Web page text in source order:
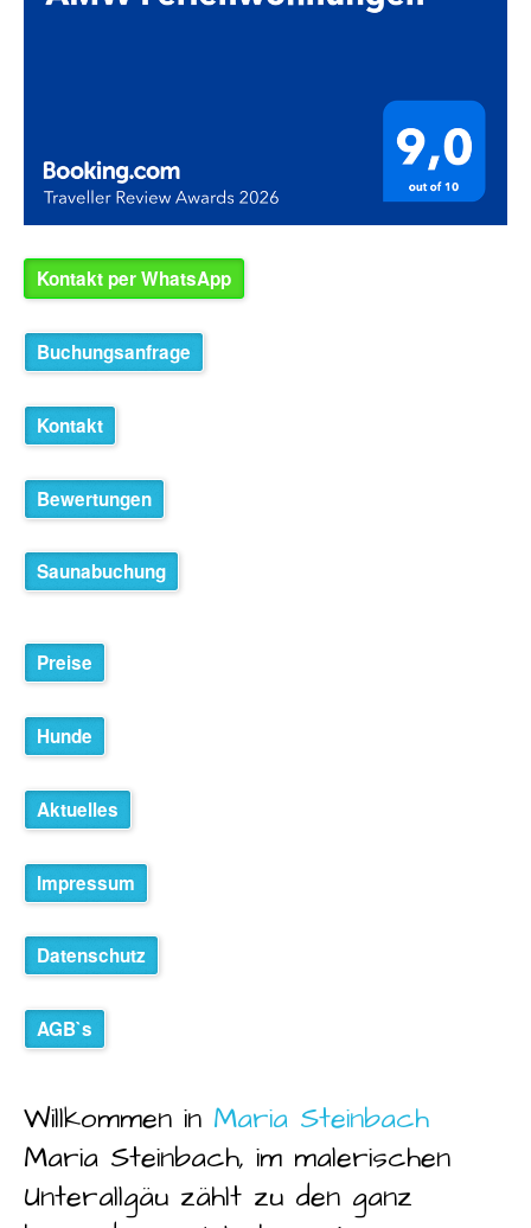
Kontakt per WhatsApp
Buchungsanfrage
Kontakt
Bewertungen
Saunabuchung
Preise
Hunde
Aktuelles
Impressum
Datenschutz
AGB`s
Willkommen in Maria Steinbach
Maria Steinbach, im malerischen
Unterallgäu zählt zu den ganz